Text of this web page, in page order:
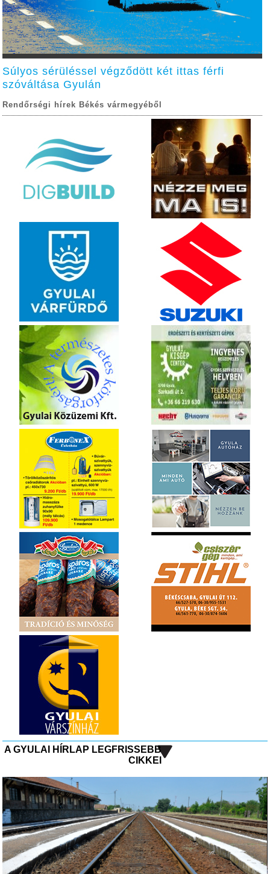
Súlyos sérüléssel végződött két ittas férfi
szóváltása Gyulán
Rendőrségi hírek Békés vármegyéből
A GYULAI HÍRLAP LEGFRISSEBB
CIKKEI